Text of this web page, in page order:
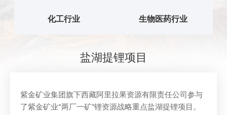
化工行业 生物医药行业
盐湖提锂项目
紫金矿业集团旗下西藏阿里拉果资源有限责任公司参与
了紫金矿业“两厂一矿”锂资源战略重点盐湖提锂项目。